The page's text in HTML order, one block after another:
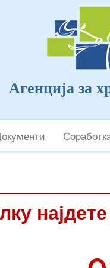
Агенција за